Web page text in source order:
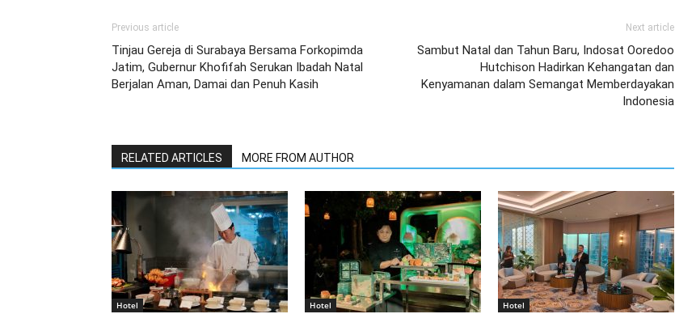
Previous article
Tinjau Gereja di Surabaya Bersama Forkopimda
Jatim, Gubernur Khofifah Serukan Ibadah Natal
Berjalan Aman, Damai dan Penuh Kasih
Next article
Sambut Natal dan Tahun Baru, Indosat Ooredoo
Hutchison Hadirkan Kehangatan dan
Kenyamanan dalam Semangat Memberdayakan
Indonesia
RELATED ARTICLES MORE FROM AUTHOR
Hotel Hotel Hotel